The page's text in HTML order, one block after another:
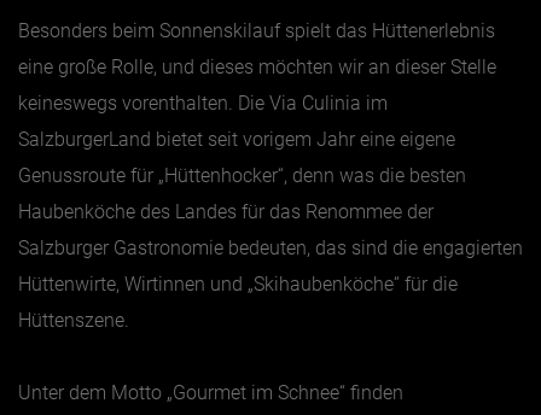
Besonders beim Sonnenskilauf spielt das Hüttenerlebnis
eine große Rolle, und dieses möchten wir an dieser Stelle
keineswegs vorenthalten. Die Via Culinia im
SalzburgerLand bietet seit vorigem Jahr eine eigene
Genussroute für „Hüttenhocker“, denn was die besten
Haubenköche des Landes für das Renommee der
Salzburger Gastronomie bedeuten, das sind die engagierten
Hüttenwirte, Wirtinnen und „Skihaubenköche“ für die
Hüttenszene.
Unter dem Motto „Gourmet im Schnee“ finden